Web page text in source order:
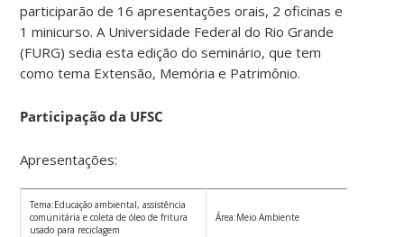
participarão de 16 apresentações orais, 2 oficinas e
1 minicurso. A Universidade Federal do Rio Grande
(FURG) sedia esta edição do seminário, que tem
como tema Extensão, Memória e Patrimônio.
Participação da UFSC
Apresentações:
Tema:Educação ambiental, assistência
comunitária e coleta de óleo de fritura
usado para reciclagem
Área:Meio Ambiente